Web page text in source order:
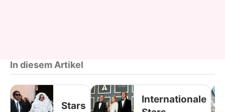
In diesem Artikel
Stars
Internationale